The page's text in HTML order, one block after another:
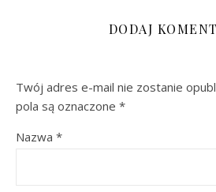
DODAJ
Twój adres e-mail nie zostanie
pola są oznaczone *
Nazwa *